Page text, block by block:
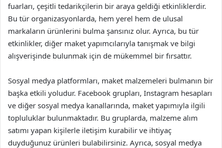
fuarları, çeşitli tedarikçilerin bir araya geldiği etkinliklerdir.
Bu tür organizasyonlarda, hem yerel hem de ulusal
markaların ürünlerini bulma şansınız olur. Ayrıca, bu tür
etkinlikler, diğer maket yapımcılarıyla tanışmak ve bilgi
alışverişinde bulunmak için de mükemmel bir fırsattır.
Sosyal medya platformları, maket malzemeleri bulmanın bir
başka etkili yoludur. Facebook grupları, Instagram hesapları
ve diğer sosyal medya kanallarında, maket yapımıyla ilgili
topluluklar bulunmaktadır. Bu gruplarda, malzeme alım
satımı yapan kişilerle iletişim kurabilir ve ihtiyaç
duyduğunuz ürünleri bulabilirsiniz. Ayrıca, sosyal medya